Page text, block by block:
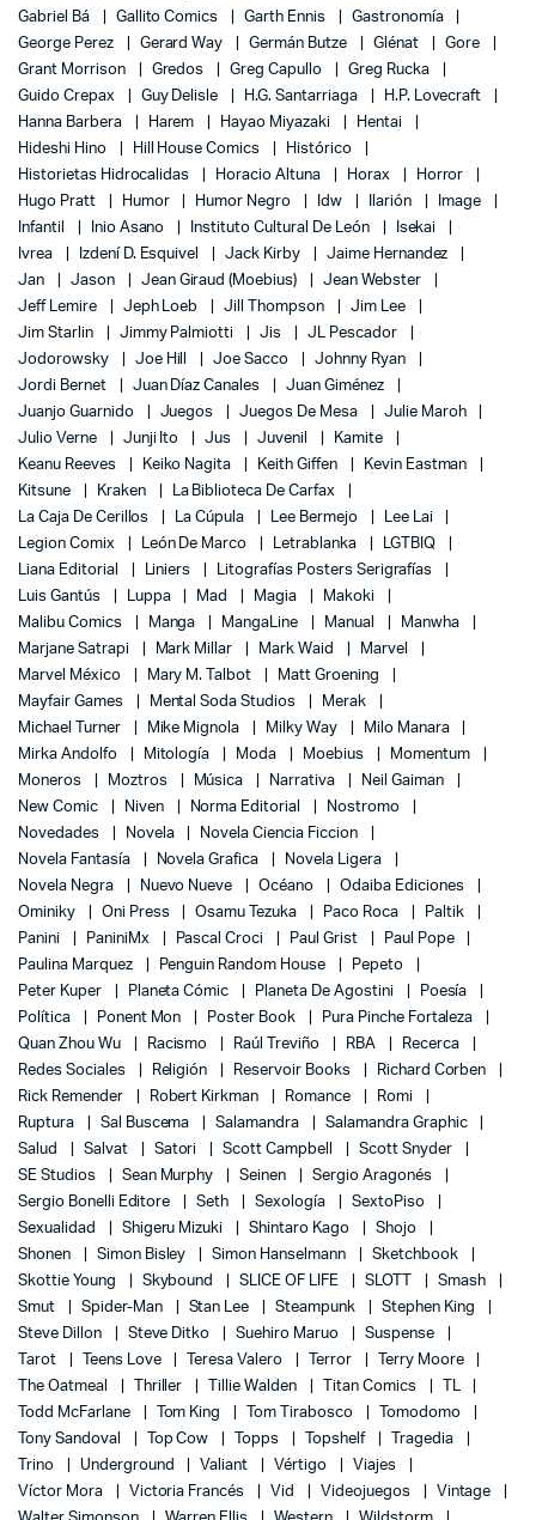
Gabriel Bá
Gallito Comics Garth Ennis
Gastronomía
George Perez
Gerard Way Germán Butze Glénat
Gore
Grant Morrison
Gredos Greg Capullo
Greg Rucka
Guido Crepax
Guy Delisle H.G. Santarriaga
H.P. Lovecraft
Hanna Barbera
Harem Hayao Miyazaki
Hentai
Hideshi Hino
Hill House Comics
Histórico
Historietas Hidrocalidas
Horacio Altuna Horax
Horror
Hugo Pratt
Humor Humor Negro Idw Ilarión
Image
Infantil
Inio Asano Instituto Cultural De León
Isekai
Ivrea
Izdení D. Esquivel Jack Kirby
Jaime Hernandez
Jan
Jason Jean Giraud (Moebius)
Jean Webster
Jeff Lemire
Jeph Loeb Jill Thompson
Jim Lee
Jim Starlin
Jimmy Palmiotti Jis
JL Pescador
Jodorowsky
Joe Hill Joe Sacco
Johnny Ryan
Jordi Bernet
Juan Díaz Canales
Juan Giménez
Juanjo Guarnido
Juegos Juegos De Mesa
Julie Maroh
Julio Verne
Junji Ito Jus Juvenil
Kamite
Keanu Reeves
Keiko Nagita Keith Giffen
Kevin Eastman
Kitsune
Kraken
La Biblioteca De Carfax
La Caja De Cerillos
La Cúpula Lee Bermejo
Lee Lai
Legion Comix
León De Marco Letrablanka
LGTBIQ
Liana Editorial
Liniers
Litografías Posters Serigrafías
Luis Gantús
Luppa Mad Magia
Makoki
Malibu Comics
Manga MangaLine Manual
Manwha
Marjane Satrapi
Mark Millar Mark Waid
Marvel
Marvel México
Mary M. Talbot
Matt Groening
Mayfair Games
Mental Soda Studios
Merak
Michael Turner
Mike Mignola Milky Way
Milo Manara
Mirka Andolfo
Mitología Moda Moebius
Momentum
Moneros
Moztros Música Narrativa
Neil Gaiman
New Comic
Niven Norma Editorial
Nostromo
Novedades
Novela
Novela Ciencia Ficcion
Novela Fantasía
Novela Grafica
Novela Ligera
Novela Negra
Nuevo Nueve Océano
Odaiba Ediciones
Ominiky
Oni Press Osamu Tezuka Paco Roca
Paltik
Panini
PaniniMx Pascal Croci Paul Grist
Paul Pope
Paulina Marquez
Penguin Random House
Pepeto
Peter Kuper
Planeta Cómic Planeta De Agostini
Poesía
Política
Ponent Mon Poster Book
Pura Pinche Fortaleza
Quan Zhou Wu
Racismo Raúl Treviño RBA
Recerca
Redes Sociales
Religión Reservoir Books
Richard Corben
Rick Remender
Robert Kirkman Romance
Romi
Ruptura
Sal Buscema Salamandra
Salamandra Graphic
Salud
Salvat Satori Scott Campbell
Scott Snyder
SE Studios
Sean Murphy Seinen
Sergio Aragonés
Sergio Bonelli Editore
Seth Sexología
SextoPiso
Sexualidad
Shigeru Mizuki Shintaro Kago
Shojo
Shonen
Simon Bisley Simon Hanselmann
Sketchbook
Skottie Young
Skybound SLICE OF LIFE SLOTT
Smash
Smut
Spider-Man Stan Lee Steampunk
Stephen King
Steve Dillon
Steve Ditko Suehiro Maruo
Suspense
Tarot
Teens Love Teresa Valero Terror
Terry Moore
The Oatmeal
Thriller Tillie Walden Titan Comics
Todd McFarlane
Tom King Tom Tirabosco
Tomodomo
Tony Sandoval
Top Cow Topps Topshelf
Tragedia
Trino
Underground Valiant Vértigo
Viajes
Víctor Mora
Victoria Francés Vid Videojuegos
Vintage